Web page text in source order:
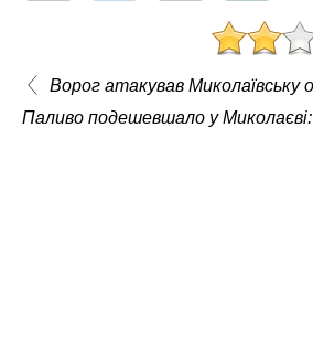
Ворог атакував Миколаївську
Паливо подешевшало у Миколаєві: